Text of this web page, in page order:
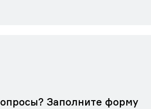
Заполните форму